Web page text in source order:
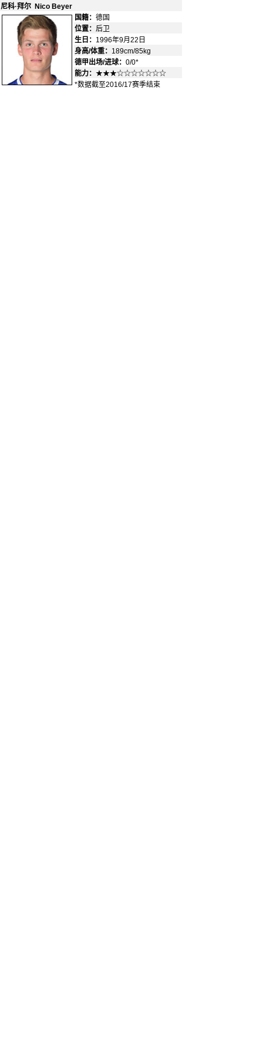
尼科·拜尔 Nico Beyer
国籍： 德国
位置： 后卫
生日： 1996年9月22日
身高/体重： 189cm/85kg
德甲出场/进球： 0/0*
能力： ★★★☆☆☆☆☆☆☆
*数据截至2016/17赛季结束